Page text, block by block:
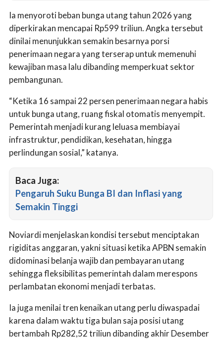
Ia menyoroti beban bunga utang tahun 2026 yang
diperkirakan mencapai Rp599 triliun. Angka tersebut
dinilai menunjukkan semakin besarnya porsi
penerimaan negara yang terserap untuk memenuhi
kewajiban masa lalu dibanding memperkuat sektor
pembangunan.
“Ketika 16 sampai 22 persen penerimaan negara habis
untuk bunga utang, ruang fiskal otomatis menyempit.
Pemerintah menjadi kurang leluasa membiayai
infrastruktur, pendidikan, kesehatan, hingga
perlindungan sosial,” katanya.
Baca Juga:
Pengaruh Suku Bunga BI dan Inflasi yang
Semakin Tinggi
Noviardi menjelaskan kondisi tersebut menciptakan
rigiditas anggaran, yakni situasi ketika APBN semakin
didominasi belanja wajib dan pembayaran utang
sehingga fleksibilitas pemerintah dalam merespons
perlambatan ekonomi menjadi terbatas.
Ia juga menilai tren kenaikan utang perlu diwaspadai
karena dalam waktu tiga bulan saja posisi utang
bertambah Rp282,52 triliun dibanding akhir Desember